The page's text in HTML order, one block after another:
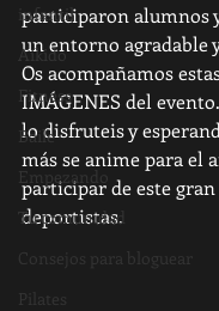
infantil
Aikido
Fitness
Baile
Empezando
Tu comunidad
Consejos para bloguear
Pilates
participaron alumnos
un entorno agradable
Os acompañamos
IMÁGENES del
lo disfruteis y
más se anime para el
participar de este
deportistas.